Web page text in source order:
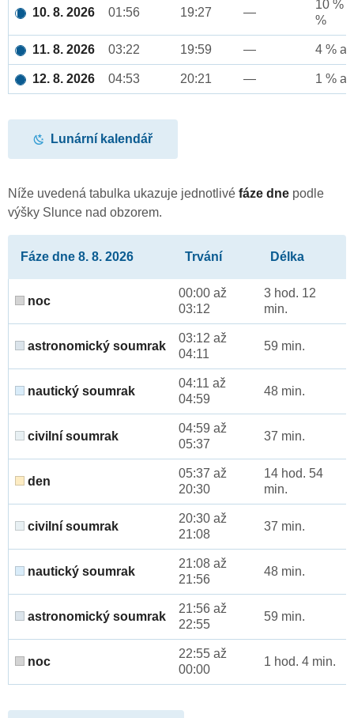
10. 8. 2026 01:56 19:27 —
10 %
%
11. 8. 2026 03:22 19:59 — 4 %
12. 8. 2026 04:53 20:21 — 1 %
Lunární kalendář
Níže uvedená tabulka ukazuje jednotlivé fáze dne podle
výšky Slunce nad obzorem.
Fáze dne 8. 8. 2026 Trvání Délka
noc
00:00 až
03:12
3 hod. 12
min.
astronomický soumrak
03:12 až
04:11
59 min.
nautický soumrak
04:11 až
04:59
48 min.
civilní soumrak
04:59 až
05:37
37 min.
den
05:37 až
20:30
14 hod. 54
min.
civilní soumrak
20:30 až
21:08
37 min.
nautický soumrak
21:08 až
21:56
48 min.
astronomický soumrak
21:56 až
22:55
59 min.
noc
22:55 až
00:00
1 hod. 4 min.